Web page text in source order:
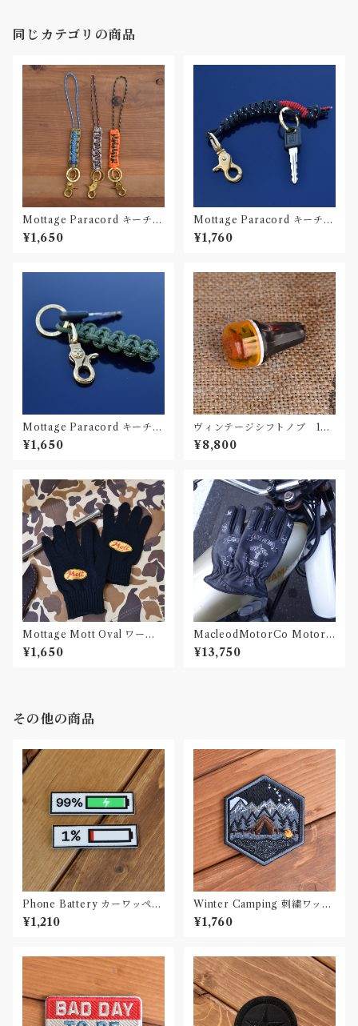
同じカテゴリの商品
Mottage Paracord キーチェ
ーン 003
¥1,650
Mottage Paracord キーチェ
ーン 002
¥1,760
Mottage Paracord キーチェ
ーン 001
¥1,650
ヴィンテージシフトノブ 198
0年代 プラスチック製 フラ
ワー
¥8,800
Mottage Mott Oval ワーク
グローブ（軍手）
¥1,650
MacleodMotorCo Motorc
ycle Gloves Black
¥13,750
その他の商品
Phone Battery カーワッペン
Car Patch PVC
¥1,210
Winter Camping 刺繍ワッペ
ン Patch
¥1,760